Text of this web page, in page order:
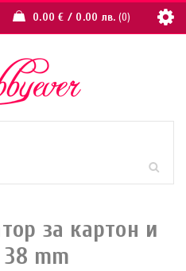
0.00€ / 0.00 лв. 0
за картон и
mm